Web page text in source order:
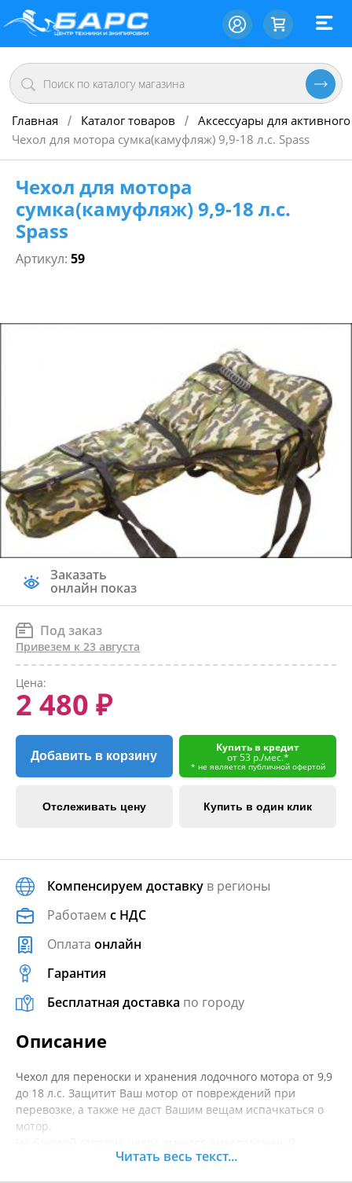
Главная / Каталог товаров / Аксессуары для
Чехол для мотора сумка(камуфляж) 9,9-18 л.с. Spass
Чехол для мотора
сумка(камуфляж) 9,9-18 л.с.
Spass
Артикул: 59
Заказать
онлайн показ
Под заказ
Привезем к 23 августа
Цена:
2 480 ₽
Добавить в корзину
Купить в кредит
от 53 р./мес.*
* не является публичной офертой
Отслеживать цену Купить в один клик
Компенсируем доставку в регионы
Работаем с НДС
Оплата онлайн
Гарантия
Бесплатная доставка по городу
Описание
Чехол для переноски и хранения лодочного мотора от 9,9
до 18 л.с. Защитит Ваш мотор от повреждений при
перевозке, а также не даст Вашим вещам испачкаться о
мотор.
карман для инструментов, банки с маслом, свечей
Читать весь текст...